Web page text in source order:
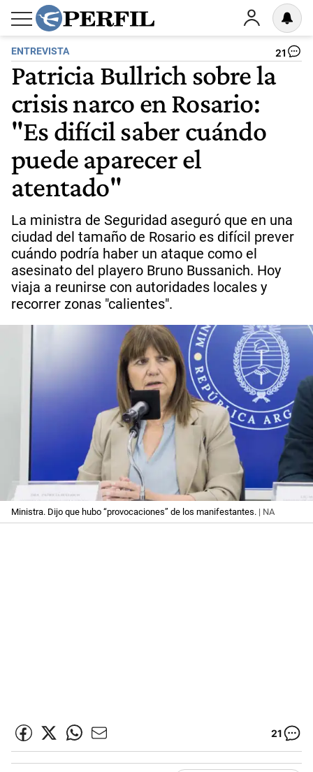
ENTREVISTA 21
Patricia Bullrich sobre la
crisis narco en Rosario:
"Es difícil saber cuándo
puede aparecer el
atentado"
La ministra de Seguridad aseguró que en una
ciudad del tamaño de Rosario es difícil prever
cuándo podría haber un ataque como el
asesinato del playero Bruno Bussanich. Hoy
viaja a reunirse con autoridades locales y
recorrer zonas "calientes".
Ministra. Dijo que hubo “provocaciones” de los manifestantes. | NA
21